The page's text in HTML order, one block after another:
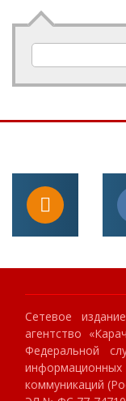
Сетевое
агентство
Федеральной
коммуникаций